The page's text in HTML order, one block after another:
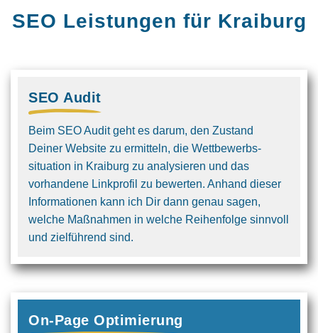
SEO Leistungen für Kraiburg
SEO Audit
Beim SEO Audit geht es darum, den Zustand
Deiner Website zu ermitteln, die Wettbewerbs­
situation in Kraiburg zu analysieren und das
vorhandene Linkprofil zu bewerten. Anhand dieser
Informationen kann ich Dir dann genau sagen,
welche Maßnahmen in welche Reihenfolge sinnvoll
und ziel­führend sind.
On-Page Optimierung